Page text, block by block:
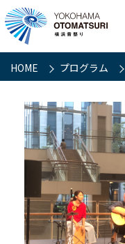
HOME プログラム